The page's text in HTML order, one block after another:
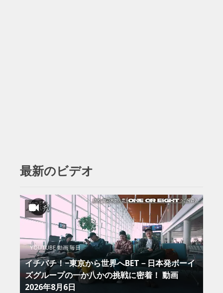
最新のビデオ
YOUTUBE 動画 毎日
イチバチ！−東京から世界へBET－日本発ボーイ
ズグループの一か八かの挑戦に密着！ 動画
2026年8月6日